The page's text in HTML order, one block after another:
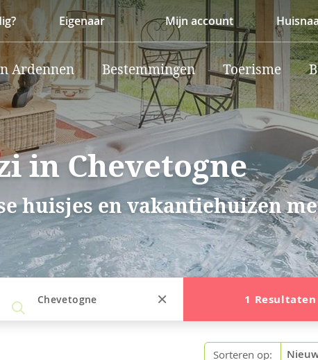
Eigenaar Mijn account
Ardennen Bestemmingen Toerisme
in Chevetogne
huisjes en vakantiehuizen
Chevetogne 1 Resultaten
Sorteren op: